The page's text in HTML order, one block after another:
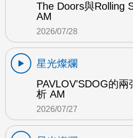
The Doors與Rolling
AM
2026/07/28
星光燦爛
PAVLOV'SDOG的
析 AM
2026/07/27